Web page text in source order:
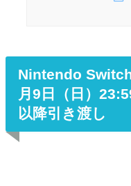
Nintendo
月9日（日）
以降引き渡し